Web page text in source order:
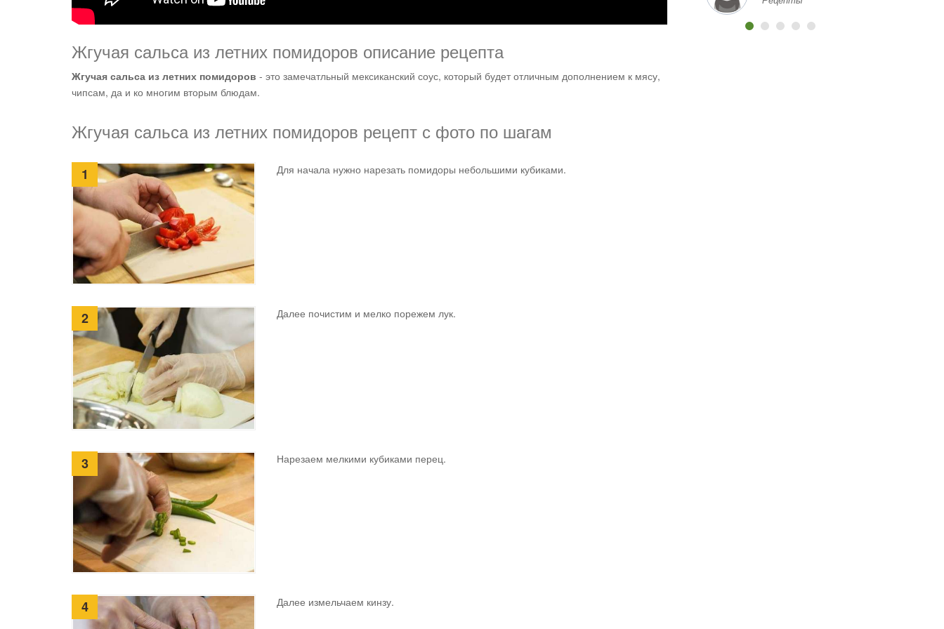
Жгучая сальса из летних помидоров описание рецепта
Жгучая сальса из летних помидоров - это замечатльный мексиканский соус, который будет отличным дополнением к мясу,
чипсам, да и ко многим вторым блюдам.
Жгучая сальса из летних помидоров рецепт с фото по шагам
1 Для начала нужно нарезать помидоры небольшими кубиками.
2 Далее почистим и мелко порежем лук.
3 Нарезаем мелкими кубиками перец.
4 Далее измельчаем кинзу.
надежным качеством?
Какие магазины или